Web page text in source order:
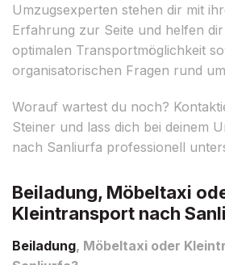
Umzugsexperten stehen dir mit
Erfahrung zur Seite und helfen
optimalen Transportmöglichkeit
organisatorischen Fragen rund
Worauf wartest du noch?
Steiner und lass dich bei deinem
nach Sanliurfa professionell
Beiladung, Möbeltaxi
Kleintransport nach
Beiladung, Möbeltaxi oder